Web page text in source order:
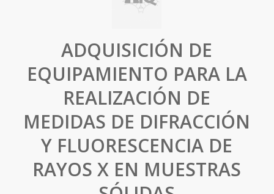
ADQUISICIÓN DE
EQUIPAMIENTO PARA LA
REALIZACIÓN DE
MEDIDAS DE DIFRACCIÓN
Y FLUORESCENCIA DE
RAYOS X EN MUESTRAS